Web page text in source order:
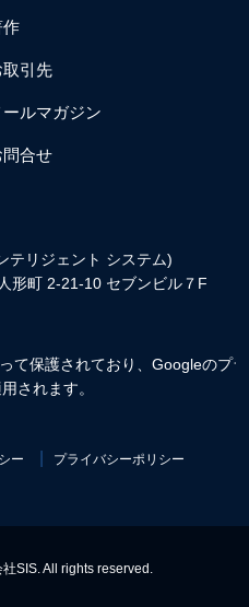
作
取引先
ールマガジン
問合せ
テリジェント システム)
形町 2-21-10 セブンビル７F
て保護されており、Googleのプラ
されます。
ー プライバシーポリシー
SIS. All rights reserved.